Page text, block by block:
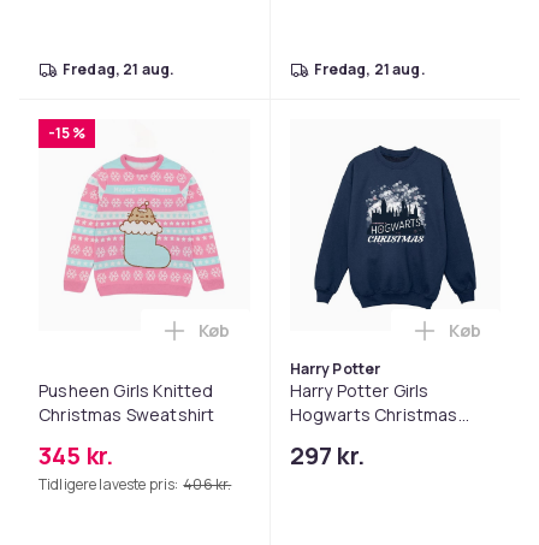
fredag, 21 aug. fredag, 21 aug.
-15 %
Pusheen Girls Knitted
Christmas Sweatshirt
345 kr.
Tidligere laveste pris: 406 kr.
Læg Pusheen Girls Knitted Christmas
Køb
Harry Potter
Harry Potter Girls
Hogwarts Christmas
297 kr.
Læg
Køb